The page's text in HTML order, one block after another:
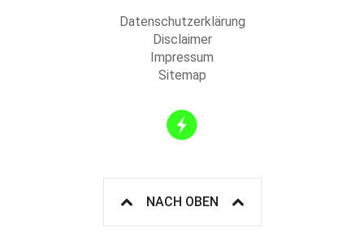
Datenschutzerklärung
Disclaimer
Impressum
Sitemap
NACH OBEN